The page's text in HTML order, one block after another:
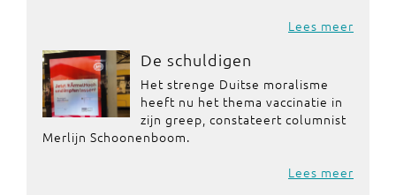
Lees meer
De schuldigen
Het strenge Duitse moralisme
heeft nu het thema vaccinatie in
zijn greep, constateert columnist
Merlijn Schoonenboom.
Lees meer